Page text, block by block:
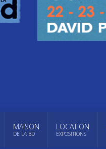
MAISON
DE LA BD
LOCATION
EXPOSITIONS